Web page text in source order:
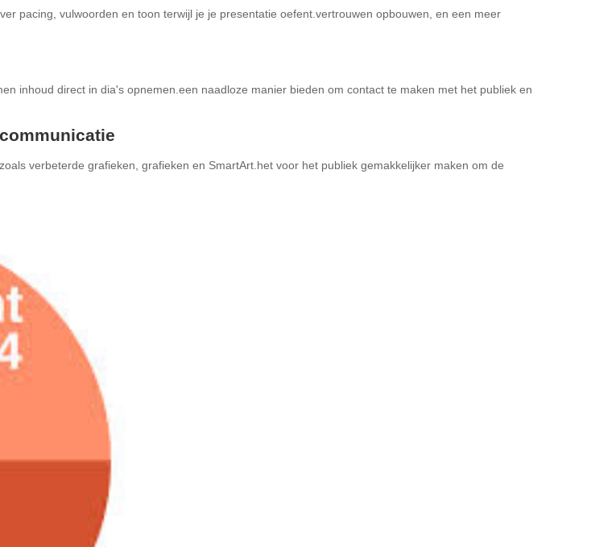
pacing, vulwoorden en toon terwijl je je presentatie oefent.vertrouwen opbouwen, en een meer
inhoud direct in dia's opnemen.een naadloze manier bieden om contact te maken met het publiek en
verbeterde grafieken, grafieken en SmartArt.het voor het publiek gemakkelijker maken om de